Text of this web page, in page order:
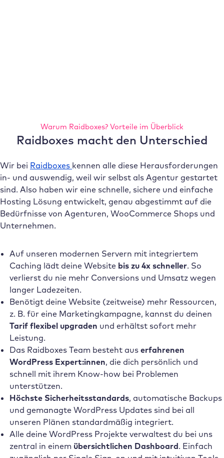
Warum Raidboxes? Vorteile im Überblick
Raidboxes macht den Unterschied
Wir bei Raidboxes kennen alle diese Herausforderungen
in- und auswendig, weil wir selbst als Agentur gestartet
sind. Also haben wir eine schnelle, sichere und einfache
Hosting Lösung entwickelt, genau abgestimmt auf die
Bedürfnisse von Agenturen, WooCommerce Shops und
Unternehmen.
Auf unseren modernen Servern mit integriertem
Caching lädt deine Website bis zu 4x schneller. So
verlierst du nie mehr Conversions und Umsatz wegen
langer Ladezeiten.
Benötigt deine Website (zeitweise) mehr Ressourcen,
z. B. für eine Marketingkampagne, kannst du deinen
Tarif flexibel upgraden und erhältst sofort mehr
Leistung.
Das Raidboxes Team besteht aus erfahrenen
WordPress Expert:innen, die dich persönlich und
schnell mit ihrem Know-how bei Problemen
unterstützen.
Höchste Sicherheitsstandards, automatische Backups
und gemanagte WordPress Updates sind bei all
unseren Plänen standardmäßig integriert.
Alle deine WordPress Projekte verwaltest du bei uns
zentral in einem übersichtlichen Dashboard. Einfach